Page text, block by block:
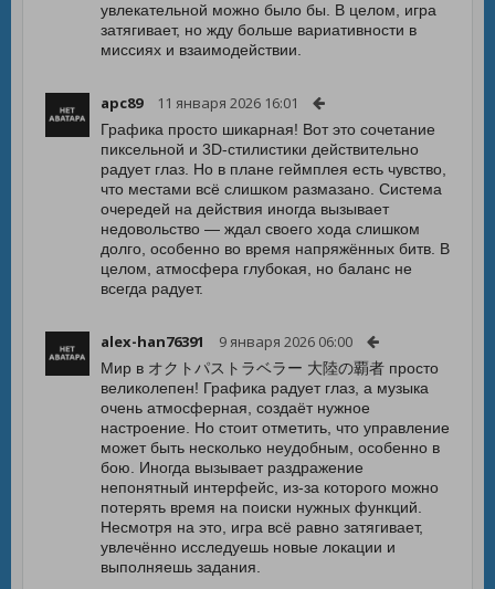
увлекательной можно было бы. В целом, игра
затягивает, но жду больше вариативности в
миссиях и взаимодействии.
apc89 11 января 2026 16:01
Графика просто шикарная! Вот это сочетание
пиксельной и 3D-стилистики действительно
радует глаз. Но в плане геймплея есть чувство,
что местами всё слишком размазано. Система
очередей на действия иногда вызывает
недовольство — ждал своего хода слишком
долго, особенно во время напряжённых битв. В
целом, атмосфера глубокая, но баланс не
всегда радует.
alex-han76391 9 января 2026 06:00
Мир в オクトパストラベラー 大陸の覇者 просто
великолепен! Графика радует глаз, а музыка
очень атмосферная, создаёт нужное
настроение. Но стоит отметить, что управление
может быть несколько неудобным, особенно в
бою. Иногда вызывает раздражение
непонятный интерфейс, из-за которого можно
потерять время на поиски нужных функций.
Несмотря на это, игра всё равно затягивает,
увлечённо исследуешь новые локации и
выполняешь задания.